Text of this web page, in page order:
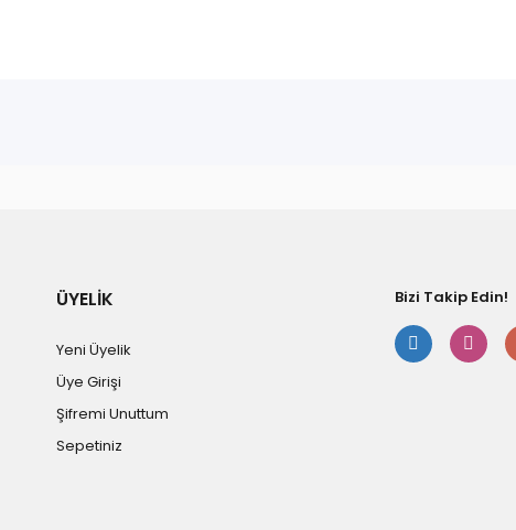
ÜYELİK
Yeni Üyelik
Üye Girişi
Şifremi Unuttum
Sepetiniz
Bizi Takip Edin!